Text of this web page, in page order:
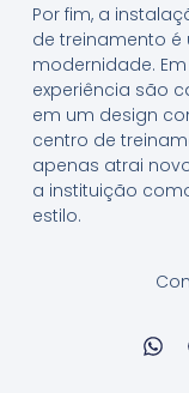
Por fim, a
de treinamento
modernidade.
experiência são
em um design
centro de
apenas atrai
a instituição
estilo.